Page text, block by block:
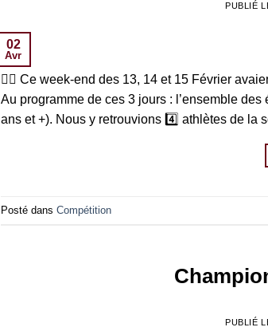
PUBLIÉ
02
Avr
👉🏻 Ce week-end des 13, 14 et 15 Février
Au programme de ces 3 jours : l’ensemble
ans et +). Nous y retrouvions 4️⃣ athlètes de la
Posté dans Compétition
PUBLIÉ